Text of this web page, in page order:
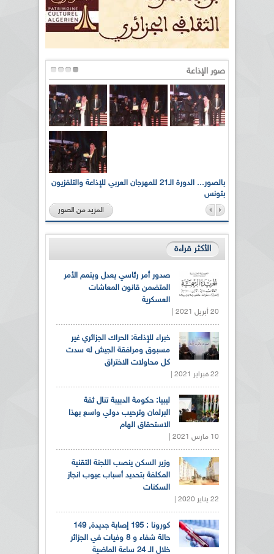
صور الإذاعة
بالصور... الدورة الـ21 للمهرجان العربي للإذاعة والتلفزيون
بتونس
المزيد من الصور
الأكثر قراءة
صدور أمر رئاسي يعدل ويتمم الأمر
المتضمن قانون المعاشات
العسكرية
20 أبريل 2021 |
خبراء للإذاعة: الحراك الجزائري غير
مسبوق ومرافقة الجيش له سدت
كل محاولات الاختراق
22 فبراير 2021 |
ليبيا: حكومة الدبيبة تنال ثقة
البرلمان وترحيب دولي واسع بهذا
الاستحقاق الهام
10 مارس 2021 |
وزير السكن ينصب اللجنة التقنية
المكلفة بتحديد أسباب عيوب انجاز
السكنات
22 يناير 2020 |
كورونا : 195 إصابة جديدة, 149
حالة شفاء و 8 وفيات في الجزائر
خلال الـ 24 ساعة الماضية